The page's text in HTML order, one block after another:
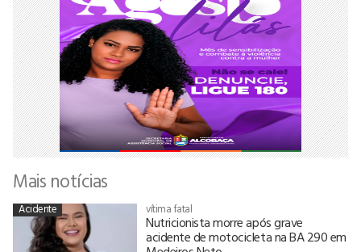
Mais notícias
Acidente vítima fatal
Nutricionista morre após grave
acidente de motocicleta na BA 290 em